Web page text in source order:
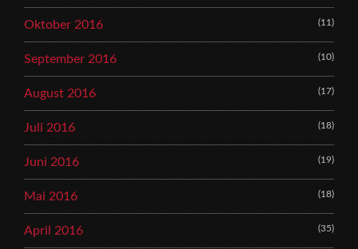
Oktober 2016 (11)
September 2016 (10)
August 2016 (17)
Juli 2016 (18)
Juni 2016 (19)
Mai 2016 (18)
April 2016 (35)